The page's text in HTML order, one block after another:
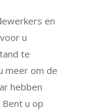
en
u
te
meer om de
hebben
u op